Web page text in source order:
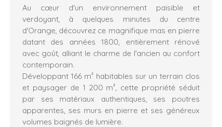
Au cœur d'un environnement paisible et
verdoyant, à quelques minutes du centre
d'Orange, découvrez ce magnifique mas en pierre
datant des années 1800, entièrement rénové
avec goût, alliant le charme de l'ancien au confort
contemporain.
Développant 166 m² habitables sur un terrain clos
et paysager de 1 200 m², cette propriété séduit
par ses matériaux authentiques, ses poutres
apparentes, ses murs en pierre et ses généreux
volumes baignés de lumière.